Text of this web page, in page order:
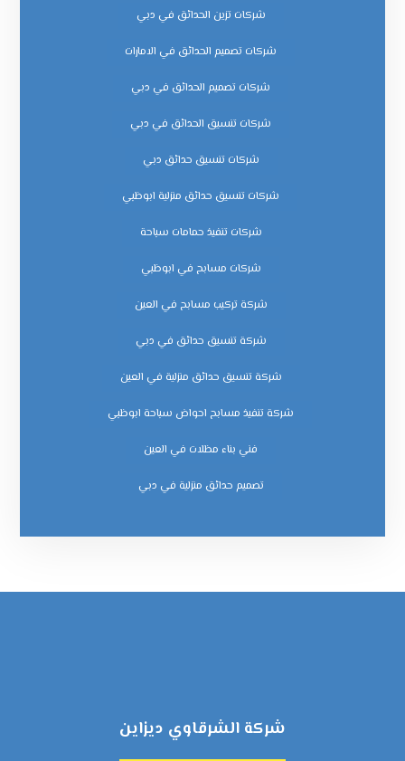
شركات تزين الحدائق في دبي
شركات تصميم الحدائق في الامارات
شركات تصميم الحدائق في دبي
شركات تنسيق الحدائق في دبي
شركات تنسيق حدائق دبي
شركات تنسيق حدائق منزلية ابوظبي
شركات تنفيذ حمامات سباحة
شركات مسابح في ابوظبي
شركة تركيب مسابح في العين
شركة تنسيق حدائق في دبي
شركة تنسيق حدائق منزلية في العين
شركة تنفيذ مسابح احواض سباحة ابوظبي
فني بناء مظلات في العين
‏تصميم حدائق منزلية في دبي
شركة الشرقاوي ديزاين